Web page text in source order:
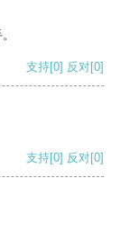
支持[0] 反对[0]
支持[0] 反对[0]